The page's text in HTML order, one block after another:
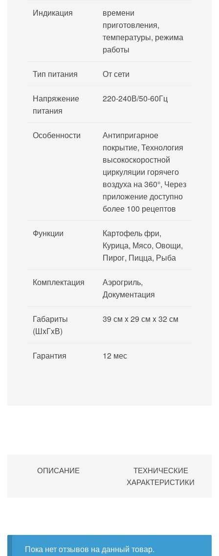
Индикация
времени
приготовления,
температуры, режима
работы
Тип питания От сети
Напряжение
питания
220-240В/50-60Гц
Особенности
Антипригарное
покрытие, Технология
высокоскоростной
циркуляции горячего
воздуха на 360°, Через
приложение доступно
более 100 рецептов
Функции
Картофель фри,
Курица, Мясо, Овощи,
Пирог, Пицца, Рыба
Комплектация
Аэрогриль,
Документация
Габариты
(ШxГxВ)
39 см x 29 см x 32 см
Гарантия 12 мес
ОПИСАНИЕ
ТЕХНИЧЕСКИЕ
ХАРАКТЕРИСТИКИ
Пока нет отзывов на данный товар.